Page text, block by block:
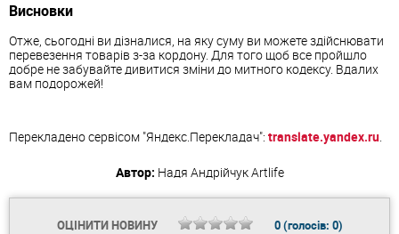
Висновки
Отже, сьогодні ви дізналися, на яку суму ви можете здійснювати
перевезення товарів з-за кордону. Для того щоб все пройшло
добре не забувайте дивитися зміни до митного кодексу. Вдалих
вам подорожей!
Перекладено сервісом "Яндекс.Перекладач": translate.yandex.ru.
Автор: Надя АндрійчукArtlife
ОЦІНИТИ НОВИНУ 0(голосів: 0)